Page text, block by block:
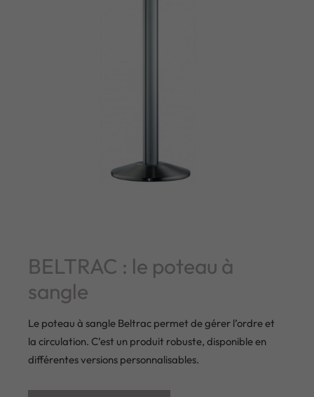
BELTRAC : le poteau à
sangle
Le poteau à sangle Beltrac permet de gérer l’ordre et
la circulation. C’est un produit robuste, disponible en
différentes versions personnalisables.